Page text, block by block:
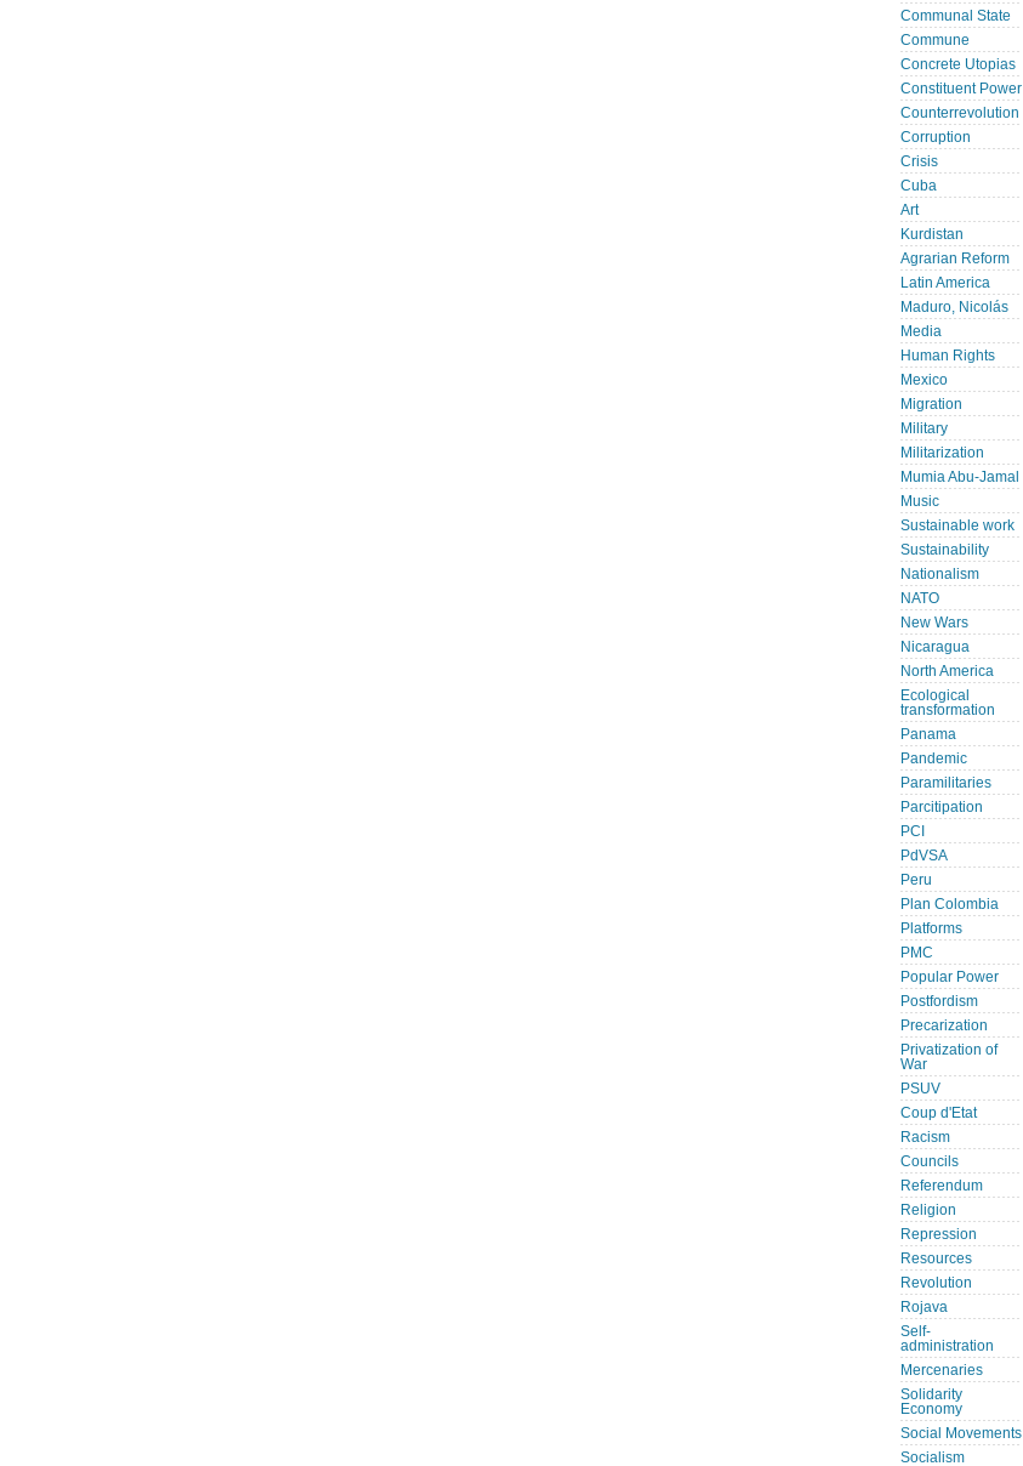
Communal State
Commune
Concrete Utopias
Constituent Power
Counterrevolution
Corruption
Crisis
Cuba
Art
Kurdistan
Agrarian Reform
Latin America
Maduro, Nicolás
Media
Human Rights
Mexico
Migration
Military
Militarization
Mumia Abu-Jamal
Music
Sustainable work
Sustainability
Nationalism
NATO
New Wars
Nicaragua
North America
Ecological
transformation
Panama
Pandemic
Paramilitaries
Parcitipation
PCI
PdVSA
Peru
Plan Colombia
Platforms
PMC
Popular Power
Postfordism
Precarization
Privatization of
War
PSUV
Coup d'Etat
Racism
Councils
Referendum
Religion
Repression
Resources
Revolution
Rojava
Self-
administration
Mercenaries
Solidarity
Economy
Social Movements
Socialism